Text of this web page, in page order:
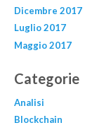
Dicembre 2017
Luglio 2017
Maggio 2017
Categorie
Analisi
Blockchain